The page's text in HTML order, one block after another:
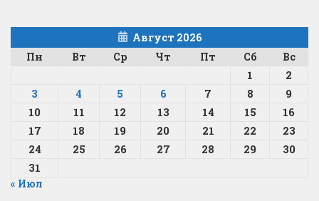
Август 2026
Пн
Вт Ср Чт Пт Сб Вс
1
2
3
4 5 6 7 8
9
10
11 12 13 14 15
16
17
18 19 20 21 22
23
24
25 26 27 28 29
30
31
« Июл